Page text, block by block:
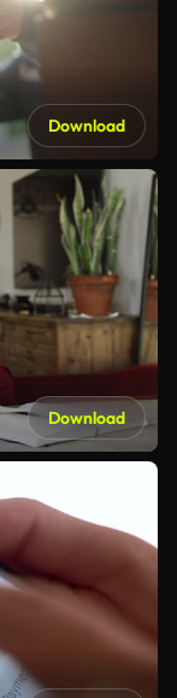
Download
Download